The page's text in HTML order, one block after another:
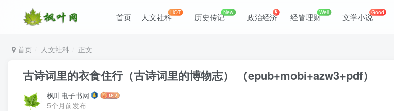
首页 人文社科HOT 历史传记New 政治经济 经管理财Well 文学小说Good
首页 人文社科 正文
古诗词里的衣食住行（古诗词里的博物志） （epub+mobi+azw3+pdf）
枫叶电子书网
5个月前发布